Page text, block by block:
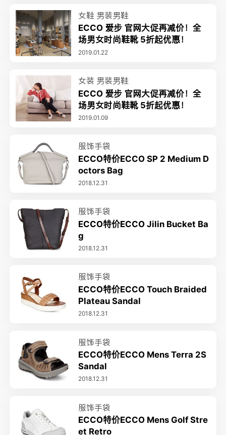
女鞋 男装男鞋
ECCO 爱步 官网大促再减价！全
场男女时尚鞋靴 5折起优惠！
2019.01.22
女装 男装男鞋
ECCO 爱步 官网大促再减价！全
场男女时尚鞋靴 5折起优惠！
2019.01.09
服饰手袋
ECCO特价ECCO SP 2 Medium D
octors Bag
2018.12.31
服饰手袋
ECCO特价ECCO Jilin Bucket Ba
g
2018.12.31
服饰手袋
ECCO特价ECCO Touch Braided
Plateau Sandal
2018.12.31
服饰手袋
ECCO特价ECCO Mens Terra 2S
Sandal
2018.12.31
服饰手袋
ECCO特价ECCO Mens Golf Stre
et Retro